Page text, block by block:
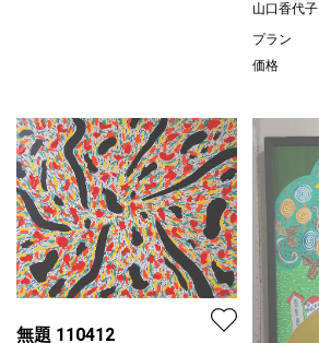
山口香代子
プラン
価格
無題 110412